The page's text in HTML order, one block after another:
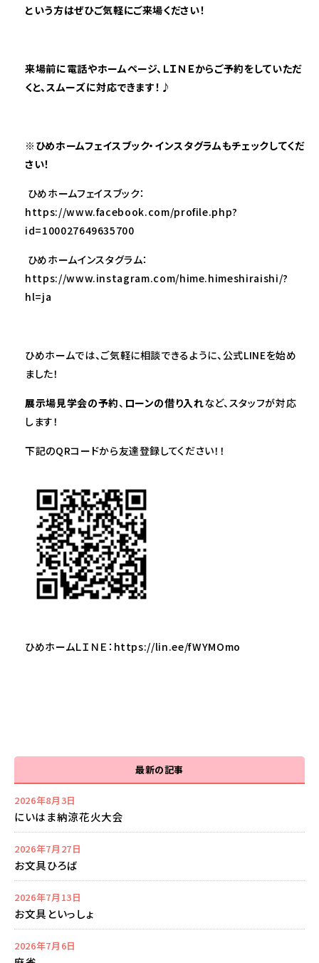
という方はぜひご気軽にご来場ください！
来場前に電話やホームページ、ＬＩＮＥからご予約をしていただ
くと、スムーズに対応できます！♪
※ ひめホームフェイスブック・インスタグラムもチェックしてくだ
さい！
ひめホームフェイスブック：
https://www.facebook.com/profile.php?
id=100027649635700
ひめホームインスタグラム：
https://www.instagram.com/hime.himeshiraishi/?
hl=ja
ひめホームでは、ご気軽に相談できるように、公式LINEを始め
ました！
展示場見学会の予約、 ローンの借り入れなど、スタッフが対応
します！
下記のQRコードから友達登録してください！！
ひめホームＬＩＮＥ： https://lin.ee/fWYMOmo
最新の記事
2026年8月3日
にいはま納涼花火大会
2026年7月27日
お文具ひろば
2026年7月13日
お文具といっしょ
2026年7月6日